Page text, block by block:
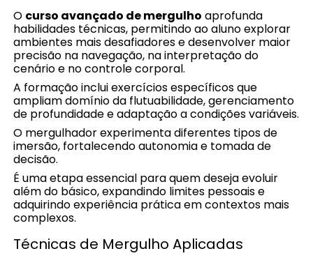
O curso avançado de mergulho aprofunda
habilidades técnicas, permitindo ao aluno explorar
ambientes mais desafiadores e desenvolver maior
precisão na navegação, na interpretação do
cenário e no controle corporal.
A formação inclui exercícios específicos que
ampliam domínio da flutuabilidade, gerenciamento
de profundidade e adaptação a condições variáveis.
O mergulhador experimenta diferentes tipos de
imersão, fortalecendo autonomia e tomada de
decisão.
É uma etapa essencial para quem deseja evoluir
além do básico, expandindo limites pessoais e
adquirindo experiência prática em contextos mais
complexos.
Técnicas de Mergulho Aplicadas